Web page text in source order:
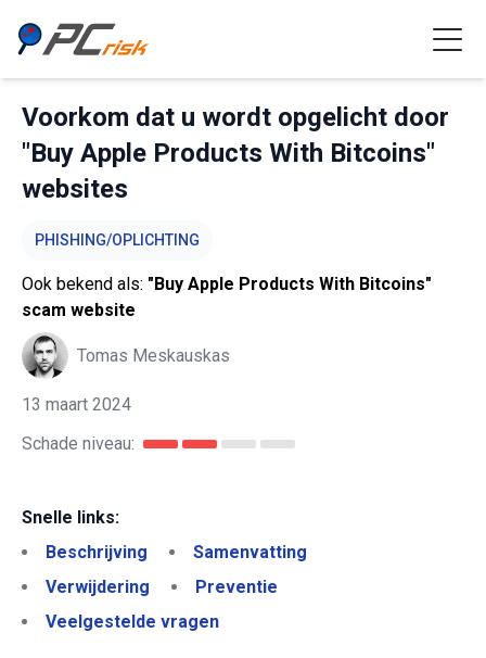
Voorkom dat u wordt opgelicht door
"Buy Apple Products With Bitcoins"
websites
PHISHING/OPLICHTING
Ook bekend als: "Buy Apple Products With Bitcoins"
scam website
Tomas Meskauskas
13 maart 2024
Schade niveau:
Snelle links:
Beschrijving
Samenvatting
Verwijdering
Preventie
Veelgestelde vragen